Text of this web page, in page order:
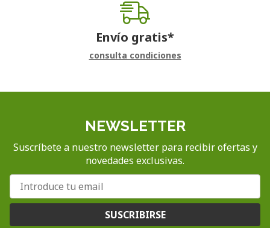
Envío gratis*
consulta condiciones
NEWSLETTER
Suscríbete a nuestro newsletter para recibir ofertas y
novedades exclusivas.
SUSCRIBIRSE